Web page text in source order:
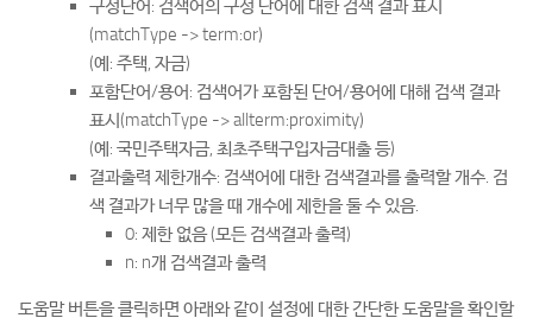
구성단어: 검색어의 구성 단어에 대한 검색 결과 표시
(matchType -> term:or)
(예: 주택, 자금)
포함단어/용어: 검색어가 포함된 단어/용어에 대해 검색 결과
표시(matchType -> allterm:proximity)
(예: 국민주택자금, 최초주택구입자금대출 등)
결과출력 제한개수: 검색어에 대한 검색결과를 출력할 개수. 검
색 결과가 너무 많을 때 개수에 제한을 둘 수 있음.
0: 제한 없음 (모든 검색결과 출력)
n: n개 검색결과 출력
도움말 버튼을 클릭하면 아래와 같이 설정에 대한 간단한 도움말을 확인할